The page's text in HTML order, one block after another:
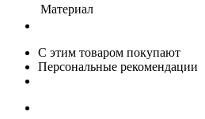
Материал
С этим товаром покупают
Персональные рекомендации